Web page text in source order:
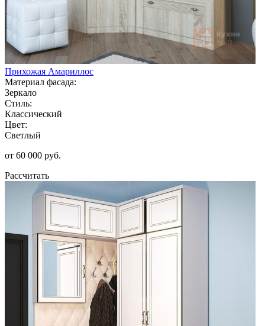
Прихожая Амариллос
Материал фасада:
Зеркало
Стиль:
Классический
Цвет:
Светлый
от 60 000 руб.
Рассчитать